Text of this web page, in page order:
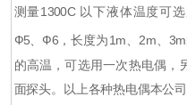
测量1300C 以下液体温度可
Ф5、Ф6，长度为1m、2m、
的高温，可选用一次热电偶，
面探头。以上各种热电偶本公司